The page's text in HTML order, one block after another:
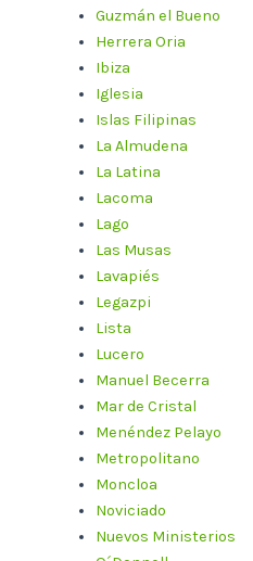
Guzmán el Bueno
Herrera Oria
Ibiza
Iglesia
Islas Filipinas
La Almudena
La Latina
Lacoma
Lago
Las Musas
Lavapiés
Legazpi
Lista
Lucero
Manuel Becerra
Mar de Cristal
Menéndez Pelayo
Metropolitano
Moncloa
Noviciado
Nuevos Ministerios